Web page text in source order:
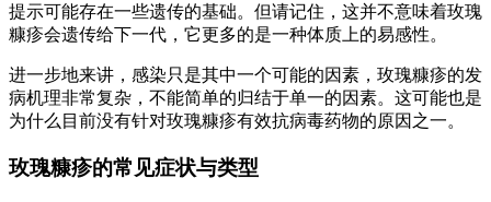
提示可能存在一些遗传的基础。但请记住，这并不意味着玫瑰
糠疹会遗传给下一代，它更多的是一种体质上的易感性。
进一步地来讲，感染只是其中一个可能的因素，玫瑰糠疹的发
病机理非常复杂，不能简单的归结于单一的因素。这可能也是
为什么目前没有针对玫瑰糠疹有效抗病毒药物的原因之一。
玫瑰糠疹的常见症状与类型